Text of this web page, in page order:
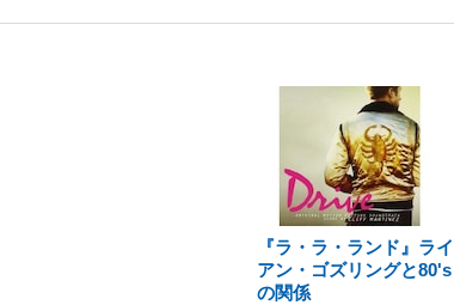
『ラ・ラ・ランド』ライ
アン・ゴズリングと80's
の関係